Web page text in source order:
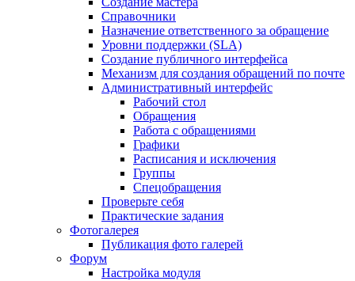
Справочники
Назначение ответственного за обращение
Уровни поддержки (SLA)
Создание публичного интерфейса
Механизм для создания обращений по почте
Административный интерфейс
Рабочий стол
Обращения
Работа с обращениями
Графики
Расписания и исключения
Группы
Спецобращения
Проверьте себя
Практические задания
Фотогалерея
Публикация фото галерей
Форум
Настройка модуля